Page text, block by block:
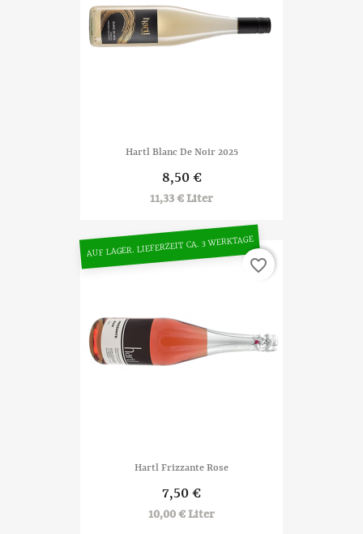
Hartl Blanc De Noir 2025
8,50 €
11,33 € Liter
Hartl Frizzante Rose
7,50 €
10,00 € Liter
AUF LAGER. LIEFERZEIT CA. 3 WERKTAGE
favorite_border